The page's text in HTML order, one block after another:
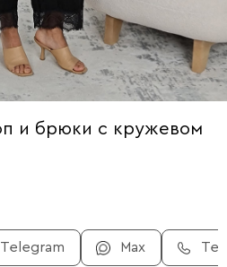
и брюки с кружевом
Telegram Max